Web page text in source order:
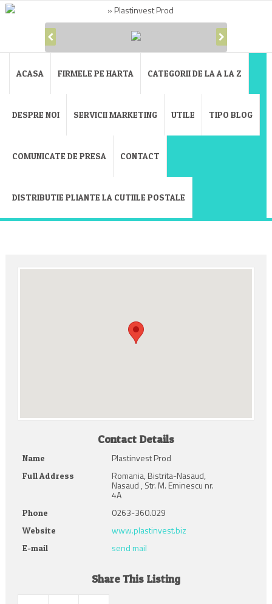
ACASA FIRMELE PE HARTA CATEGORII DE LA A LA Z
DESPRE NOI SERVICII MARKETING UTILE TIPO BLOG
COMUNICATE DE PRESA CONTACT
DISTRIBUTIE PLIANTE LA CUTIILE POSTALE
Contact Details
Name Plastinvest Prod
Full Address Romania, Bistrita-Nasaud,
Nasaud , Str. M. Eminescu nr.
4A
Phone 0263-360.029
Website www.plastinvest.biz
E-mail send mail
Share This Listing